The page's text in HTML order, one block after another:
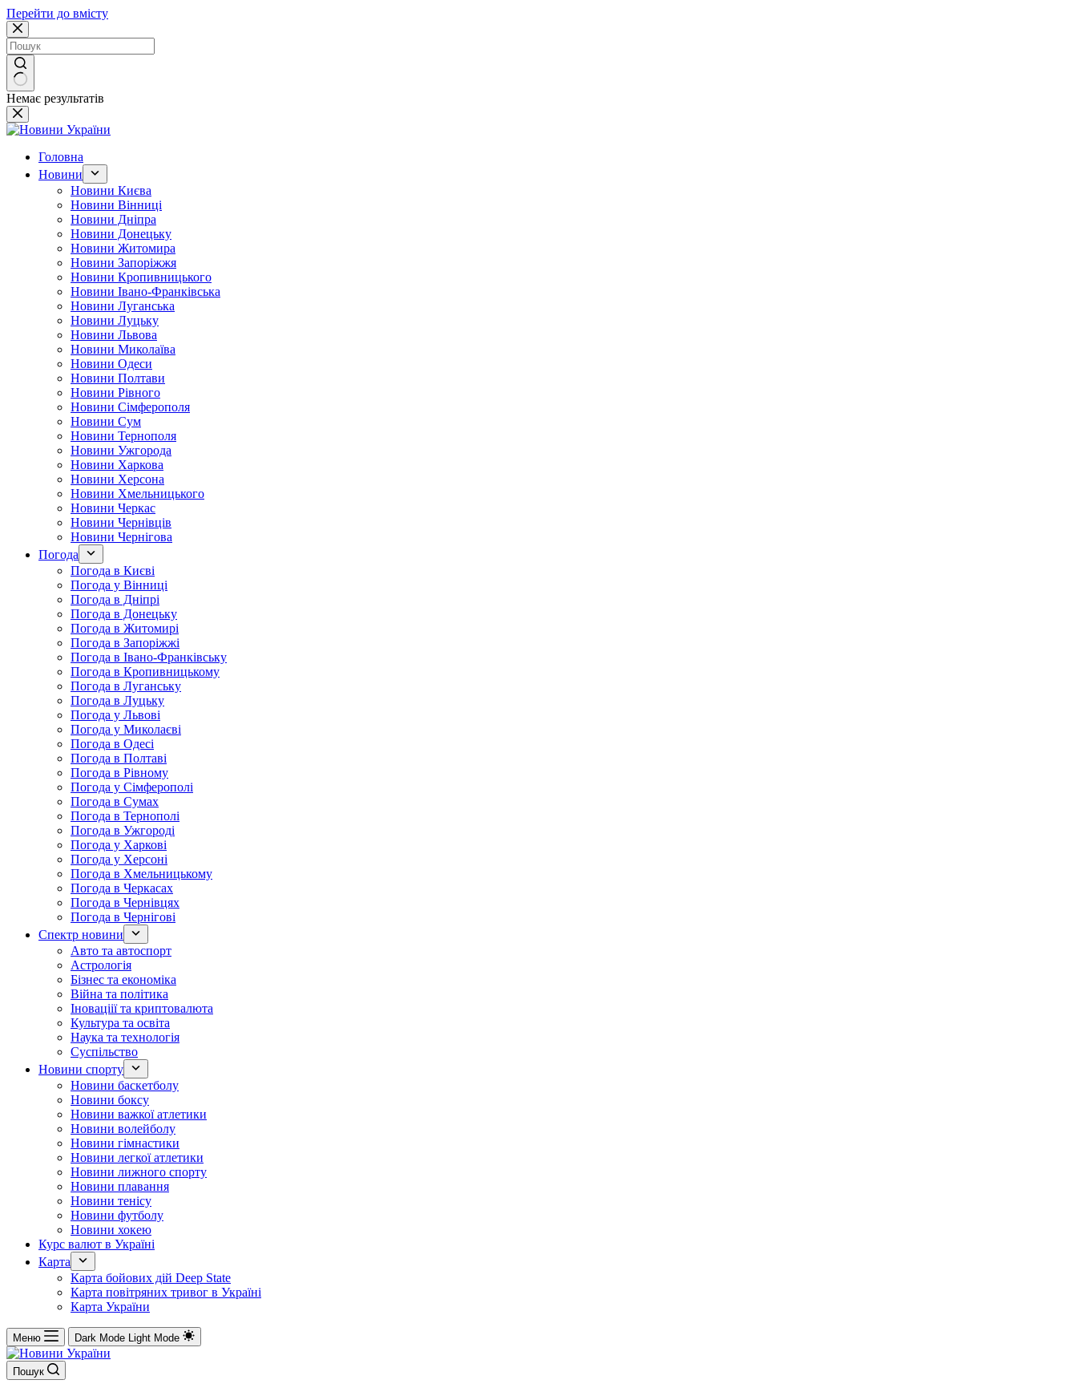
Перейти до вмісту
Немає результатів
Головна
Новини
Новини Києва
Новини Вінниці
Новини Дніпра
Новини Донецьку
Новини Житомира
Новини Запоріжжя
Новини Кропивницького
Новини Івано-Франківська
Новини Луганська
Новини Луцьку
Новини Львова
Новини Миколаїва
Новини Одеси
Новини Полтави
Новини Рівного
Новини Сімферополя
Новини Сум
Новини Тернополя
Новини Ужгорода
Новини Харкова
Новини Херсона
Новини Хмельницького
Новини Черкас
Новини Чернівців
Новини Чернігова
Погода
Погода в Києві
Погода у Вінниці
Погода в Дніпрі
Погода в Донецьку
Погода в Житомирі
Погода в Запоріжжі
Погода в Івано-Франківську
Погода в Кропивницькому
Погода в Луганську
Погода в Луцьку
Погода у Львові
Погода у Миколаєві
Погода в Одесі
Погода в Полтаві
Погода в Рівному
Погода у Сімферополі
Погода в Сумах
Погода в Тернополі
Погода в Ужгороді
Погода у Харкові
Погода у Херсоні
Погода в Хмельницькому
Погода в Черкасах
Погода в Чернівцях
Погода в Чернігові
Спектр новини
Авто та автоспорт
Астрологія
Бізнес та економіка
Війна та політика
Іноваціії та криптовалюта
Культура та освіта
Наука та технологія
Суспільство
Новини спорту
Новини баскетболу
Новини боксу
Новини важкої атлетики
Новини волейболу
Новини гімнастики
Новини легкої атлетики
Новини лижного спорту
Новини плавання
Новини тенісу
Новини футболу
Новини хокею
Курс валют в Україні
Карта
Карта бойових дій Deep State
Карта повітряних тривог в Україні
Карта України
Меню Dark Mode Light Mode
Пошук